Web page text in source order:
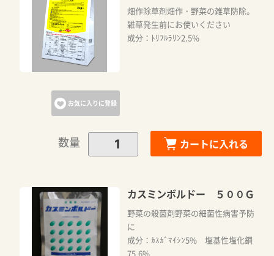
お気に入りに登録
畑作除草剤畑作・野菜の雑草防除。
雑草発生前にお使いください
成分：ﾄﾘﾌﾙﾗﾘﾝ2.5%
数量 カートに入れる
カスミンボルドー ５００Ｇ
野菜の殺菌剤野菜の細菌性病害予防
に
成分：ｶｽｶﾞﾏｲｼﾝ5% 塩基性塩化銅
75.6%